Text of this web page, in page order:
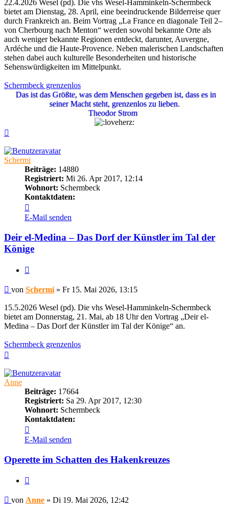
22.4.2026 Wesel (pd). Die vhs Wesel-Hamminkeln-Schermbeck
bietet am Dienstag, 28. April, eine beeindruckende Bilderreise quer
durch Frankreich an. Beim Vortrag „La France en diagonale Teil 2–
von Cherbourg nach Menton“ werden sowohl bekannte Orte als
auch weniger bekannte Regionen entdeckt, darunter, Auvergne,
Ardéche und die Haute-Provence. Neben malerischen Landschaften
stehen dabei auch kulturelle Besonderheiten und historische
Sehenswürdigkeiten im Mittelpunkt.
Schermbeck grenzenlos
Das ist das Größte, was dem Menschen gegeben ist, dass es in
seiner Macht steht, grenzenlos zu lieben.
Theodor Strom
Schermi
Beiträge: 14880
Registriert: Mi 26. Apr 2017, 12:14
Wohnort: Schermbeck
Kontaktdaten:
von
Schermi
E-Mail senden
Deir el-Medina – Das Dorf der Künstler im Tal der
Könige
Beitrag
von Schermi » Fr 15. Mai 2026, 13:15
15.5.2026 Wesel (pd). Die vhs Wesel-Hamminkeln-Schermbeck
bietet am Donnerstag, 21. Mai, ab 18 Uhr den Vortrag „Deir el-
Medina – Das Dorf der Künstler im Tal der Könige“ an.
Schermbeck grenzenlos
Anne
Beiträge: 17664
Registriert: Sa 29. Apr 2017, 12:30
Wohnort: Schermbeck
Kontaktdaten:
von
Anne
E-Mail senden
Operette im Schatten des Hakenkreuzes
Beitrag
von Anne » Di 19. Mai 2026, 12:42